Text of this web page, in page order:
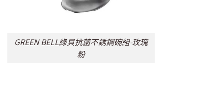
GREEN BELL綠貝抗菌不銹鋼碗組-玫瑰
粉